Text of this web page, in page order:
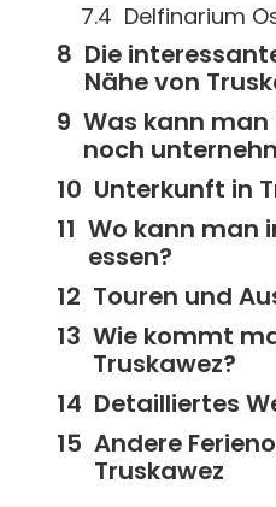
Delfinarium
Die
Nähe von
Was kann man
noch
Unterkunft in
Wo kann man
essen?
Touren und
Wie kommt
Truskawez?
Detailliertes
Andere
Truskawez